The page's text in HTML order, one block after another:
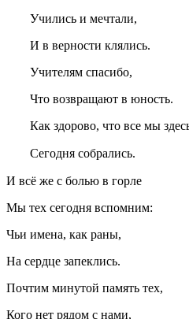
Учились и мечтали,
И в верности клялись.
Учителям спасибо,
Что возвращают в юность.
Как здорово, что все мы
Сегодня собрались.
И всё же с болью в горле
Мы тех сегодня вспомним:
Чьи имена, как раны,
На сердце запеклись.
Почтим минутой память тех,
Кого нет рядом с нами,